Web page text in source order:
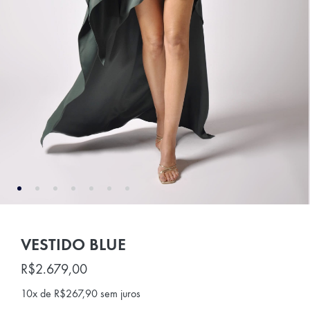
VESTIDO BLUE
R$2.679,00
10x de R$267,90 sem juros